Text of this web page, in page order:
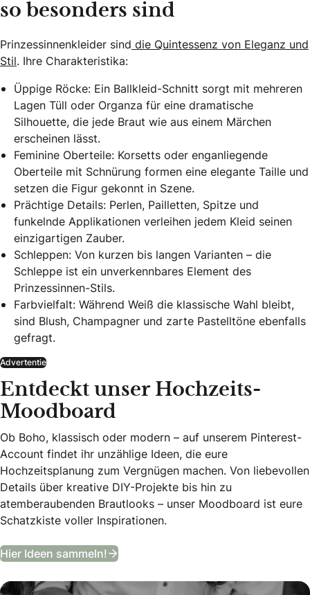
so besonders sind
Prinzessinnenkleider sind die Quintessenz von Eleganz und
Stil. Ihre Charakteristika:
Üppige Röcke: Ein Ballkleid-Schnitt sorgt mit mehreren
Lagen Tüll oder Organza für eine dramatische
Silhouette, die jede Braut wie aus einem Märchen
erscheinen lässt.
Feminine Oberteile: Korsetts oder enganliegende
Oberteile mit Schnürung formen eine elegante Taille und
setzen die Figur gekonnt in Szene.
Prächtige Details: Perlen, Pailletten, Spitze und
funkelnde Applikationen verleihen jedem Kleid seinen
einzigartigen Zauber.
Schleppen: Von kurzen bis langen Varianten – die
Schleppe ist ein unverkennbares Element des
Prinzessinnen-Stils.
Farbvielfalt: Während Weiß die klassische Wahl bleibt,
sind Blush, Champagner und zarte Pastelltöne ebenfalls
gefragt.
Advertentie
Entdeckt unser Hochzeits-
Moodboard
Ob Boho, klassisch oder modern – auf unserem Pinterest-
Account findet ihr unzählige Ideen, die eure
Hochzeitsplanung zum Vergnügen machen. Von liebevollen
Details über kreative DIY-Projekte bis hin zu
atemberaubenden Brautlooks – unser Moodboard ist eure
Schatzkiste voller Inspirationen.
Hier Ideen sammeln! Entdeckt unser Hochzeits-